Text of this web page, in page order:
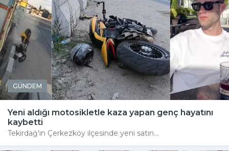
GÜNDEM
Yeni aldığı motosikletle kaza yapan genç hayatını
kaybetti
Tekirdağ'ın Çerkezköy ilçesinde yeni satın...